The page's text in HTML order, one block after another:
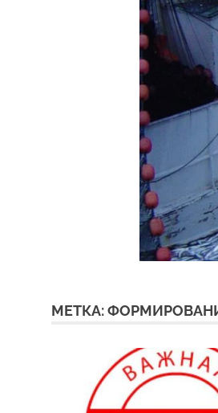
МЕТКА: